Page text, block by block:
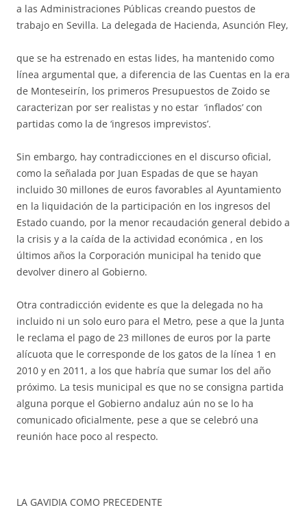
a las Administraciones Públicas creando puestos de
trabajo en Sevilla. La delegada de Hacienda, Asunción Fley,
que se ha estrenado en estas lides, ha mantenido como
línea argumental que, a diferencia de las Cuentas en la era
de Monteseirín, los primeros Presupuestos de Zoido se
caracterizan por ser realistas y no estar ‘inflados’ con
partidas como la de ‘ingresos imprevistos’.
Sin embargo, hay contradicciones en el discurso oficial,
como la señalada por Juan Espadas de que se hayan
incluido 30 millones de euros favorables al Ayuntamiento
en la liquidación de la participación en los ingresos del
Estado cuando, por la menor recaudación general debido a
la crisis y a la caída de la actividad económica , en los
últimos años la Corporación municipal ha tenido que
devolver dinero al Gobierno.
Otra contradicción evidente es que la delegada no ha
incluido ni un solo euro para el Metro, pese a que la Junta
le reclama el pago de 23 millones de euros por la parte
alícuota que le corresponde de los gatos de la línea 1 en
2010 y en 2011, a los que habría que sumar los del año
próximo. La tesis municipal es que no se consigna partida
alguna porque el Gobierno andaluz aún no se lo ha
comunicado oficialmente, pese a que se celebró una
reunión hace poco al respecto.
LA GAVIDIA COMO PRECEDENTE